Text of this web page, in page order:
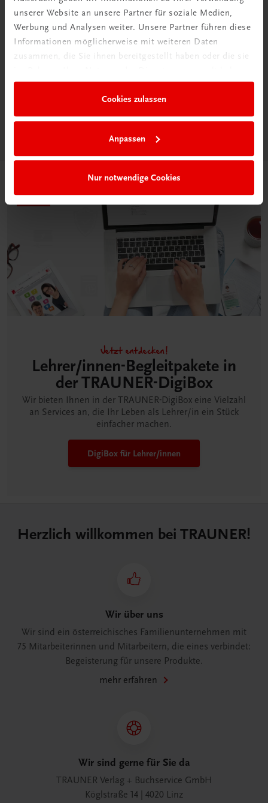
unserer Website an unsere Partner für soziale Medien,
Werbung und Analysen weiter. Unsere Partner führen diese
Informationen möglicherweise mit weiteren Daten
zusammen, die Sie ihnen bereitgestellt haben oder die sie
Cookies zulassen
Anpassen
Nur notwendige Cookies
Neu in der DigiBox
Klassenzimmer“
Mehr dazu
Jetzt entdecken!
Lehrer/innen-Begleitpakete in
der TRAUNER-DigiBox
Wir bieten Ihnen in der TRAUNER-DigiBox eine Vielzahl
an Services an, die Ihr Leben als Lehrer/in ein Stück
einfacher machen.
DigiBox für Lehrer/innen
Herzlich willkommen bei TRAUNER!
Wir über uns
Wir sind ein österreichisches Familienunternehmen mit
75 Mitarbeiterinnen und Mitarbeitern, die eines verbindet:
Begeisterung für unsere Produkte.
mehr erfahren
Wir sind gerne für Sie da
TRAUNER Verlag + Buchservice GmbH
Köglstraße 14 | 4020 Linz